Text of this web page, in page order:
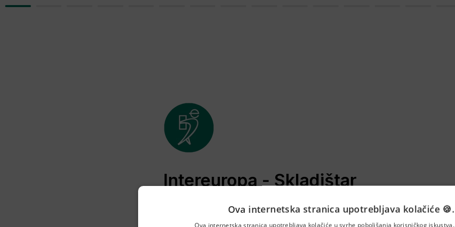
Intereuropa - Skladištar
Ova internetska stranica upotrebljava kolačiće 🍪.
Ova internetska stranica upotrebljava kolačiće u svrhe poboljšanja korisničkog